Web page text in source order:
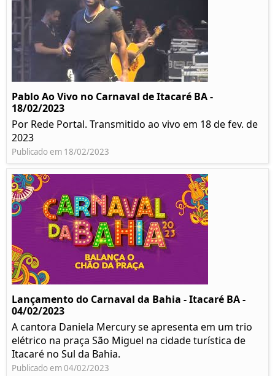
Pablo Ao Vivo no Carnaval de Itacaré BA -
18/02/2023
Por Rede Portal. Transmitido ao vivo em 18 de fev. de
2023
Publicado em 18/02/2023
Lançamento do Carnaval da Bahia - Itacaré BA -
04/02/2023
A cantora Daniela Mercury se apresenta em um trio
elétrico na praça São Miguel na cidade turística de
Itacaré no Sul da Bahia.
Publicado em 04/02/2023